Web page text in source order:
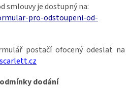
smlouvy je dostupný na:
pro-odstoupeni-od-
postačí ofocený odeslat na
dodání